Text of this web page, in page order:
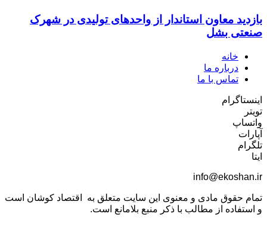
بازدید معاون استاندار از واحدهای تولیدی در شهرک
صنعتی بشل
خانه
درباره ما
تماس با ما
اینستاگرام
تویتر
واتساپ
آپارات
تلگرام
ایتا
info@ekoshan.ir
تمام حقوق مادی و معنوی این سایت متعلق به اقتصاد کوشان است
و استفاده از مطالب با ذکر منبع بلامانع است.